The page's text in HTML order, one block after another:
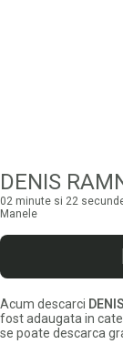
DENIS
02 minute si 22
Manele
Acum descarci
fost adaugata in
se poate descarca